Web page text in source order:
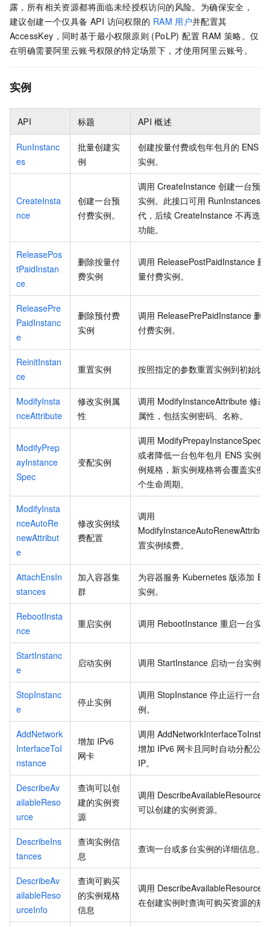
露，所有相关资源都将面临未经授权访问的风险。为确保安全，
建议创建一个仅具备 API 访问权限的 RAM 用户并配置其
AccessKey，同时基于最小权限原则 (PoLP) 配置 RAM 策略。仅
在明确需要阿里云账号权限的特定场景下，才使用阿里云账号。
实例
API 标题 API 概述
RunInstanc
es
批量创建实
例
创建按量付费或包年包月的 ENS
实例。
CreateInsta
nce
创建一台预
付费实例。
调用 CreateInstance 创建一台预
实例。此接口可用 RunInstances
代，后续 CreateInstance 不再迭
功能。
ReleasePos
tPaidInstan
ce
删除按量付
费实例
调用 ReleasePostPaidInstance 删
量付费实例。
ReleasePre
PaidInstanc
e
删除预付费
实例
调用 ReleasePrePaidInstance 删
付费实例。
ReinitInstan
ce
重置实例 按照指定的参数重置实例到初始状
ModifyInsta
nceAttribute
修改实例属
性
调用 ModifyInstanceAttribute 修改
属性，包括实例密码、名称。
ModifyPrep
ayInstance
Spec
变配实例
调用 ModifyPrepayInstanceSpec
或者降低一台包年包月 ENS 实例
例规格，新实例规格将会覆盖实例
个生命周期。
ModifyInsta
nceAutoRe
newAttribut
e
修改实例续
费配置
调用
置实例续费。
AttachEnsIn
stances
加入容器集
群
为容器服务 Kubernetes 版添加
实例。
RebootInsta
nce
重启实例 调用 RebootInstance 重启一台实
StartInstanc
e
启动实例 调用 StartInstance 启动一台实例。
StopInstanc
e
停止实例
调用 StopInstance 停止运行一台实
例。
AddNetwork
InterfaceToI
nstance
增加 IPv6
网卡
调用
增加 IPv6 网卡且同时自动分配公网
IP。
DescribeAv
ailableReso
urce
查询可以创
建的实例资
源
调用 DescribeAvailableResource
可以创建的实例资源。
DescribeIns
tances
查询实例信
息
查询一台或多台实例的详细信息。
DescribeAv
ailableReso
urceInfo
查询可购买
的实例规格
信息
调用
在创建实例时查询可购买资源的规